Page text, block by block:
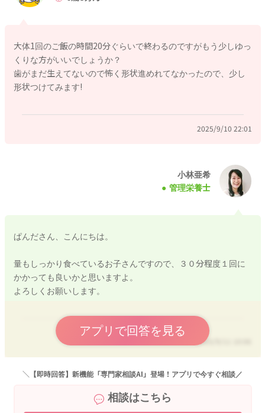
ビタミン・ミネラル
野菜・果物30～40g
こちらが目安になりますので、量は多めにしっかり食べられて
クの摂取がないことを考えると、様子を見ても良いのかなと思
早食いになってしまうことで、満腹感が出る前に食事が終わっ
てしまうこともあります。
しっかり噛んで食べられるように、形状を進めてあげて、噛み
よろしくお願いします。
2025/9/10 9:41
大体1回のご飯の時間20分ぐらいで終わるのですがもう少しゆっ
くりな方がいいでしょうか？
歯がまだ生えてないので怖く形状進めれてなかったので、少し
形状つけてみます!
2025/9/10 22:01
小林亜希
管理栄養士
ぱんださん、こんにちは。
量もしっかり食べているお子さんですので、３０分程度１回に
かかっても良いかと思いますよ。
よろしくお願いします。
アプリで回答を見る
2025/9/11 10:06
＼【即時回答】新機能「専門家相談AI」登場！アプリで今すぐ相談／
相談はこちら